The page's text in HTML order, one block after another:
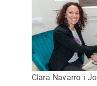
Clara Navarro i